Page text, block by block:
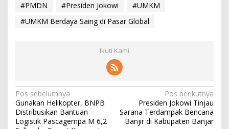
#PMDN
#Presiden Jokowi
#UMKM
#UMKM Berdaya Saing di Pasar Global
Ikuti Kami
N
a
v
Pos sebelumnya
Gunakan Helikopter, BNPB
Distribusikan Bantuan
Logistik Pascagempa M 6,2
Pos berikutnya
Presiden Jokowi Tinjau
Sarana Terdampak Bencana
Banjir di Kabupaten Banjar